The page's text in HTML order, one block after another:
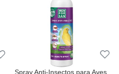
Spray Anti-Insectos para Aves